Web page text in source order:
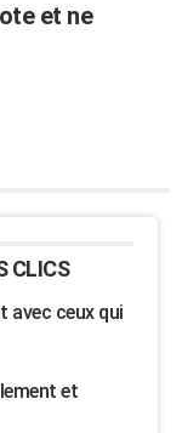
et ne
CLICS
avec ceux qui
et